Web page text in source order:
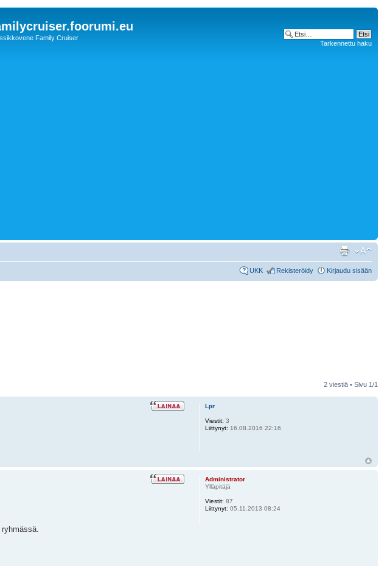
Family Cruiser
Tarkennettu haku
UKK Rekisteröidy Kirjaudu sisään
2 viestiä • Sivu 1/1
Lpr
Viestit: 3
Liittynyt: 16.08.2016 22:16
Administrator
Ylläpitäjä
Viestit: 87
Liittynyt: 05.11.2013 08:24